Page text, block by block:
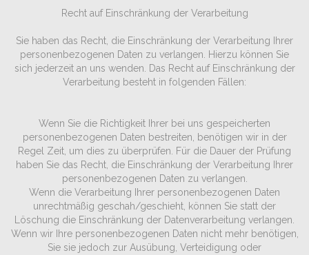
Recht auf Einschränkung der Verarbeitung
Sie haben das Recht, die Einschränkung der Verarbeitung Ihrer
personenbezogenen Daten zu verlangen. Hierzu können Sie
sich jederzeit an uns wenden. Das Recht auf Einschränkung der
Verarbeitung besteht in folgenden Fällen:
Wenn Sie die Richtigkeit Ihrer bei uns gespeicherten
personenbezogenen Daten bestreiten, benötigen wir in der
Regel Zeit, um dies zu überprüfen. Für die Dauer der Prüfung
haben Sie das Recht, die Einschränkung der Verarbeitung Ihrer
personenbezogenen Daten zu verlangen.
Wenn die Verarbeitung Ihrer personenbezogenen Daten
unrechtmäßig geschah/geschieht, können Sie statt der
Löschung die Einschränkung der Datenverarbeitung verlangen.
Wenn wir Ihre personenbezogenen Daten nicht mehr benötigen,
Sie sie jedoch zur Ausübung, Verteidigung oder